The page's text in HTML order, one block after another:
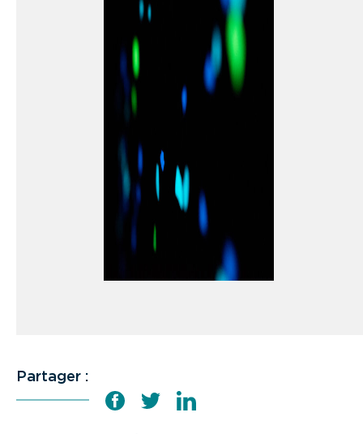
Partager :